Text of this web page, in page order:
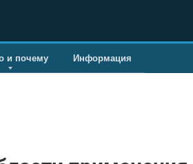
и почему Информация